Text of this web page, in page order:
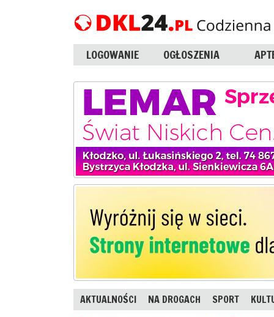
LOGOWANIE OGŁOSZENIA
AKTUALNOŚCI NA DROGACH SPORT